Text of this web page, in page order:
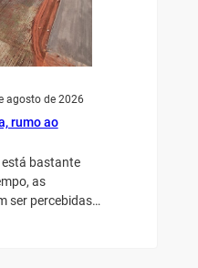
agosto de 2026
rumo ao
bastante
as
ser percebidas…